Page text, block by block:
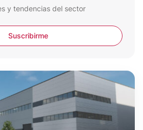
y tendencias del sector
Suscribirme